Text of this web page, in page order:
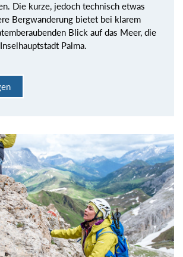
Die kurze, jedoch technisch etwas
Bergwanderung bietet bei klarem
Blick auf das Meer, die
Palma.